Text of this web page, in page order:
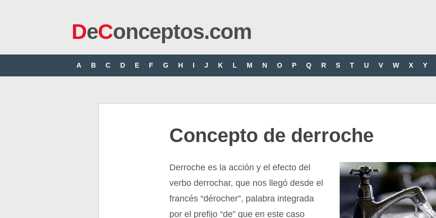
DeConceptos.com
A B C D E F G H I J K L M N O P Q R S T U V W X Y
Concepto de derroche
Derroche es la acción y el efecto del
verbo derrochar, que nos llegó desde el
francés “dérocher”, palabra integrada
por el prefijo “de” que en este caso